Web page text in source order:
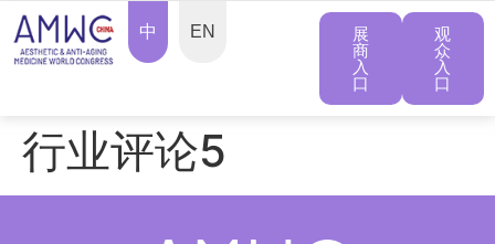
展
商
入
口
观
众
入
口
中 EN
行业评论5